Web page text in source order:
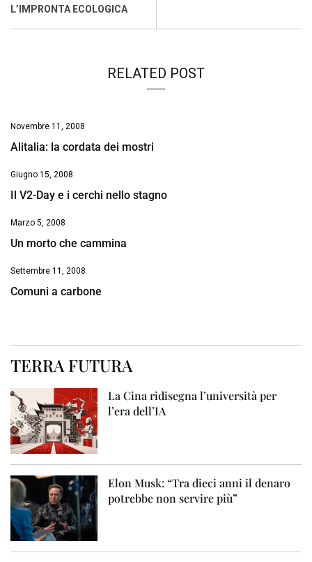
o
p
I
s
L’IMPRONTA ECOLOGICA
RELATED POST
Novembre 11, 2008
Alitalia: la cordata dei mostri
Giugno 15, 2008
Il V2-Day e i cerchi nello stagno
Marzo 5, 2008
Un morto che cammina
Settembre 11, 2008
Comuni a carbone
TERRA FUTURA
La Cina ridisegna l’università per
l’era dell’IA
Elon Musk: “Tra dieci anni il denaro
potrebbe non servire più”